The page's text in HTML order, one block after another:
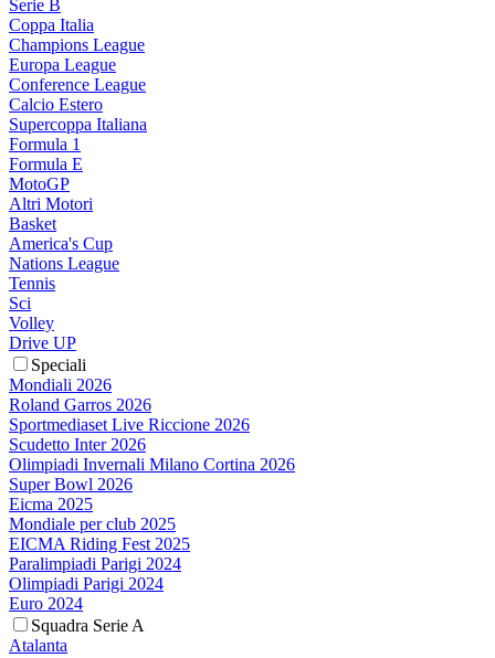
Serie B
Coppa Italia
Champions League
Europa League
Conference League
Calcio Estero
Supercoppa Italiana
Formula 1
Formula E
MotoGP
Altri Motori
Basket
America's Cup
Nations League
Tennis
Sci
Volley
Drive UP
Speciali
Mondiali 2026
Roland Garros 2026
Sportmediaset Live Riccione 2026
Scudetto Inter 2026
Olimpiadi Invernali Milano Cortina 2026
Super Bowl 2026
Eicma 2025
Mondiale per club 2025
EICMA Riding Fest 2025
Paralimpiadi Parigi 2024
Olimpiadi Parigi 2024
Euro 2024
Squadra Serie A
Atalanta